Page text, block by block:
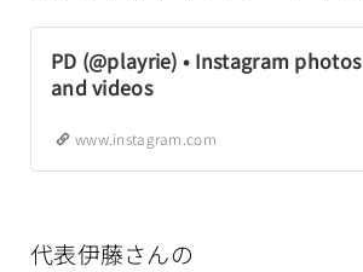
PD (@playrie) • Instagram photos
and videos
www.instagram.com
代表伊藤さんの